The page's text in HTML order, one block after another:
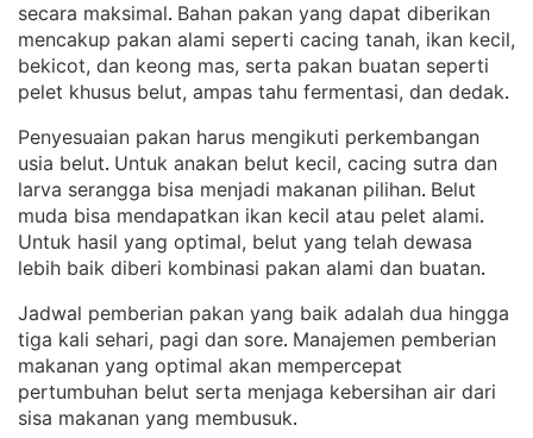
secara maksimal. Bahan pakan yang dapat diberikan
mencakup pakan alami seperti cacing tanah, ikan kecil,
bekicot, dan keong mas, serta pakan buatan seperti
pelet khusus belut, ampas tahu fermentasi, dan dedak.
Penyesuaian pakan harus mengikuti perkembangan
usia belut. Untuk anakan belut kecil, cacing sutra dan
larva serangga bisa menjadi makanan pilihan. Belut
muda bisa mendapatkan ikan kecil atau pelet alami
Untuk hasil yang optimal, belut yang telah dewasa
lebih baik diberi kombinasi pakan alami dan buatan.
Jadwal pemberian pakan yang baik adalah dua hingga
tiga kali sehari, pagi dan sore. Manajemen pemberian
makanan yang optimal akan mempercepat
pertumbuhan belut serta menjaga kebersihan air dari
sisa makanan yang membusuk.